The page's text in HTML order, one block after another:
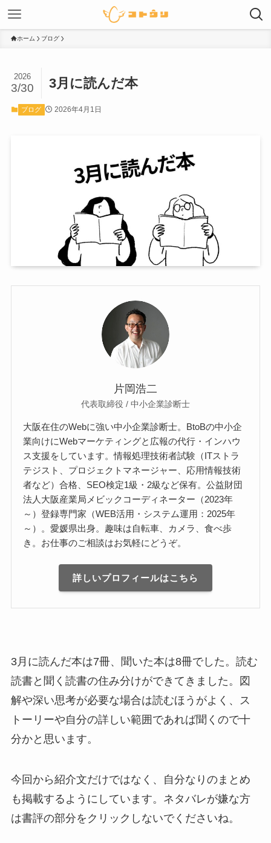
ホーム ブログ
3月に読んだ本
2026
3/30
ブログ 2026年4月1日
片岡浩二
代表取締役 / 中小企業診断士
大阪在住のWebに強い中小企業診断士。BtoBの中小企
業向けにWebマーケティングと広報の代行・インハウ
ス支援をしています。情報処理技術者試験（ITストラ
テジスト、プロジェクトマネージャー、応用情報技術
者など）合格、SEO検定1級・2級など保有。公益財団
法人大阪産業局メビックコーディネーター（2023年
～）登録専門家（WEB活用・システム運用：2025年
～）。愛媛県出身。趣味は自転車、カメラ、食べ歩
き。お仕事のご相談はお気軽にどうぞ。
詳しいプロフィールはこちら
3月に読んだ本は7冊、聞いた本は8冊でした。読む
読書と聞く読書の住み分けができてきました。図
解や深い思考が必要な場合は読むほうがよく、ス
トーリーや自分の詳しい範囲であれば聞くので十
分かと思います。
今回から紹介文だけではなく、自分なりのまとめ
も掲載するようにしています。ネタバレが嫌な方
は書評の部分をクリックしないでくださいね。